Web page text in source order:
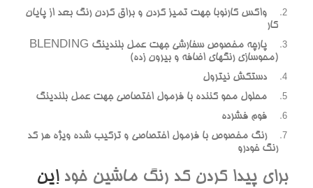
واکس کارنوبا جهت تميز کردن و براق کردن رنگ بعد از پايان
کار
پارچه مخصوص سفارشي جهت عمل بلندينگ BLENDING
(محوسازي رنگهاي اضافه و بيرون زده)
دستکش نيترول
محلول محو کننده با فرمول اختصاصي جهت عمل بلندينگ
فوم فشرده
رنگ مخصوص با فرمول اختصاصي و ترکيب شده ويژه هر کد
رنگ خودرو
براي پيدا کردن کد رنگ ماشين خوداين